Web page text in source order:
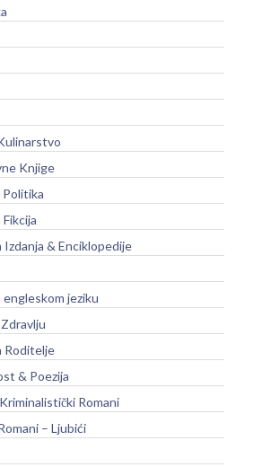
Knjige
Izdanja & Enciklopedije
engleskom jeziku
Roditelje
& Poezija
Romani
– Ljubići